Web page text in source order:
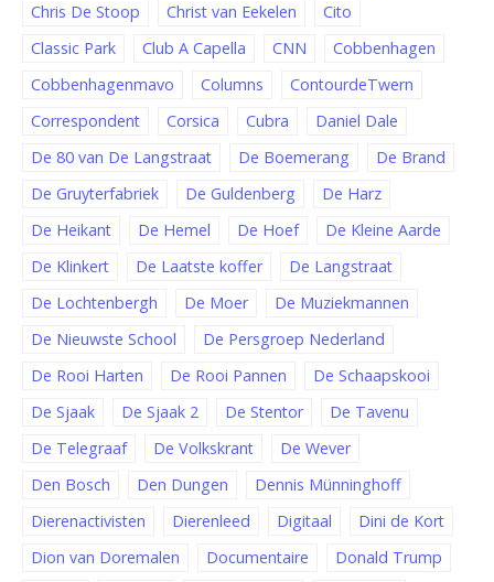
Chris De Stoop
Christ van Eekelen
Cito
Classic Park
Club A Capella CNN
Cobbenhagen
Cobbenhagenmavo
Columns
ContourdeTwern
Correspondent
Corsica Cubra
Daniel Dale
De 80 van De Langstraat
De Boemerang
De Brand
De Gruyterfabriek
De Guldenberg
De Harz
De Heikant
De Hemel De Hoef
De Kleine Aarde
De Klinkert
De Laatste koffer
De Langstraat
De Lochtenbergh
De Moer
De Muziekmannen
De Nieuwste School
De Persgroep Nederland
De Rooi Harten
De Rooi Pannen
De Schaapskooi
De Sjaak
De Sjaak 2 De Stentor
De Tavenu
De Telegraaf
De Volkskrant
De Wever
Den Bosch
Den Dungen
Dennis Münninghoff
Dierenactivisten
Dierenleed Digitaal
Dini de Kort
Dion van Doremalen
Documentaire
Donald Trump